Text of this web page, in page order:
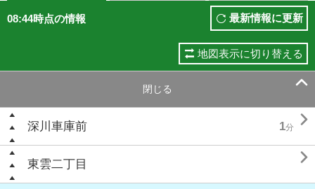
08:44時点の情報 最新情報に更新
地図表示に切り替える
閉じる 
深川車庫前 1分 
東雲二丁目 